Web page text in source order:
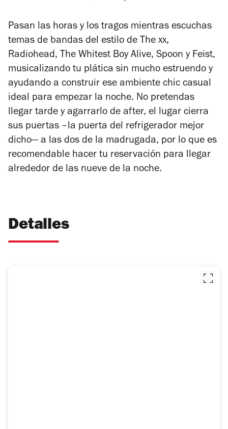
Pasan las horas y los tragos mientras escuchas
temas de bandas del estilo de The xx,
Radiohead, The Whitest Boy Alive, Spoon y Feist,
musicalizando tu plática sin mucho estruendo y
ayudando a construir ese ambiente chic casual
ideal para empezar la noche. No pretendas
llegar tarde y agarrarlo de after, el lugar cierra
sus puertas –la puerta del refrigerador mejor
dicho— a las dos de la madrugada, por lo que es
recomendable hacer tu reservación para llegar
alrededor de las nueve de la noche.
Detalles